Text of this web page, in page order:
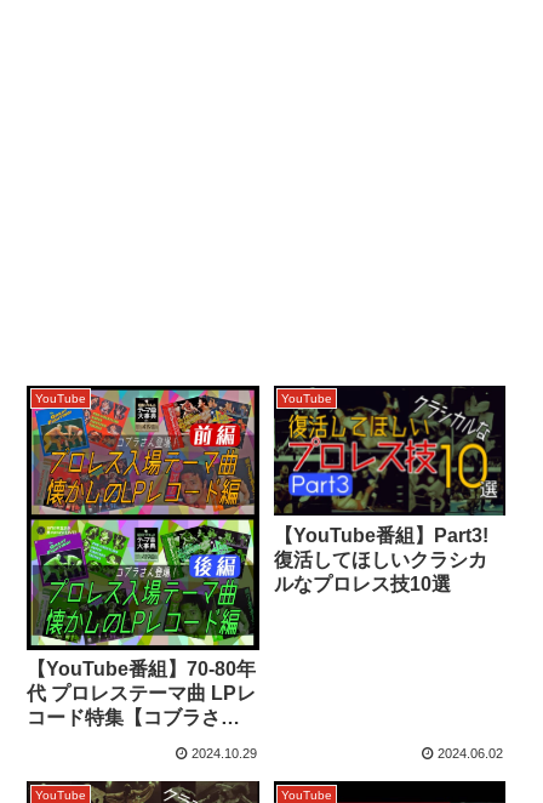
YouTube
【YouTube番組】70-80年
代 プロレステーマ曲 LPレ
コード特集【コブラさん
2024.10.29
YouTube
【YouTube番組】Part3!
復活してほしいクラシカ
ルなプロレス技10選
2024.06.02
YouTube YouTube